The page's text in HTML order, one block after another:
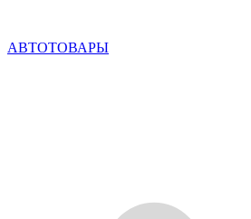
АВТОТОВАРЫ